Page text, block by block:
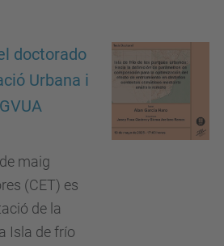
doctorado
Urbana i
maig
(CET) es
de la
Isla de frío